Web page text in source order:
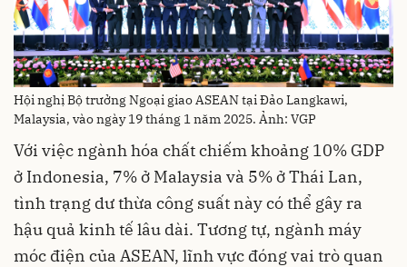
Hội nghị Bộ trưởng Ngoại giao ASEAN tại Đảo Langkawi,
Malaysia, vào ngày 19 tháng 1 năm 2025. Ảnh: VGP
Với việc ngành hóa chất chiếm khoảng 10% GDP
ở Indonesia, 7% ở Malaysia và 5% ở Thái Lan,
tình trạng dư thừa công suất này có thể gây ra
hậu quả kinh tế lâu dài. Tương tự, ngành máy
móc điện của ASEAN, lĩnh vực đóng vai trò quan